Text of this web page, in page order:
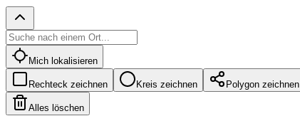
Mich lokalisieren
Rechteck zeichnen Kreis zeichnen Polygon zeichnen
Alles löschen